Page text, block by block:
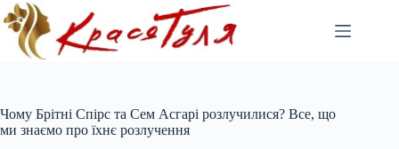
Перейти
до
вмісту
Чому Брітні Спірс та Сем Асгарі розлучилися? Все, що
ми знаємо про їхнє розлучення